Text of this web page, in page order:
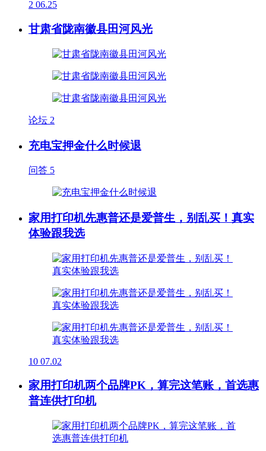
2 06.25
甘肃省陇南徽县田河风光
论坛 2
充电宝押金什么时候退
问答 5
家用打印机先惠普还是爱普生，别乱买！真实
体验跟我选
10 07.02
家用打印机两个品牌PK，算完这笔账，首选惠
普连供打印机